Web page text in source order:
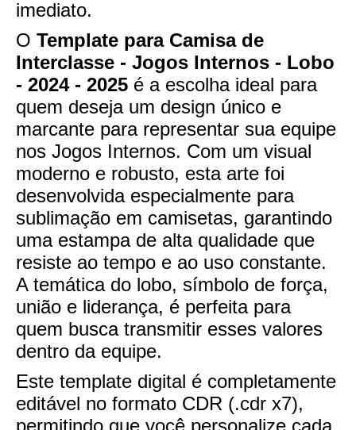
imediato.
O Template para Camisa de
Interclasse - Jogos Internos - Lobo
- 2024 - 2025 é a escolha ideal para
quem deseja um design único e
marcante para representar sua equipe
nos Jogos Internos. Com um visual
moderno e robusto, esta arte foi
desenvolvida especialmente para
sublimação em camisetas, garantindo
uma estampa de alta qualidade que
resiste ao tempo e ao uso constante.
A temática do lobo, símbolo de força,
união e liderança, é perfeita para
quem busca transmitir esses valores
dentro da equipe.
Este template digital é completamente
editável no formato CDR (.cdr x7),